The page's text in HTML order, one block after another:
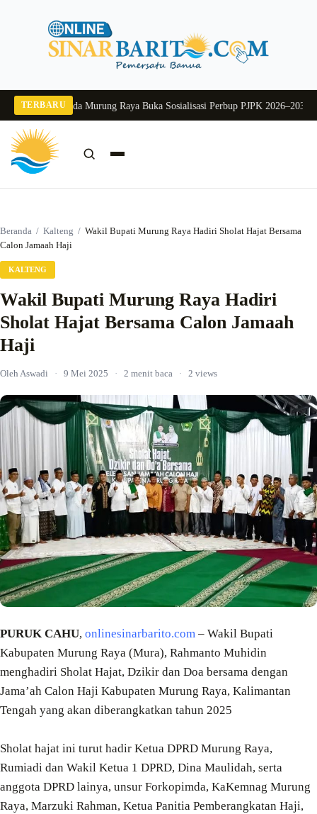
TERBARU
2026Pj Sekda Murung Raya Buka Sosialisasi Perbup PJPK 2026–2030
Beranda / Kalteng / Wakil Bupati Murung Raya Hadiri Sholat Hajat Bersama
Calon Jamaah Haji
KALTENG
Wakil Bupati Murung Raya Hadiri
Sholat Hajat Bersama Calon Jamaah
Haji
Oleh Aswadi · 9 Mei 2025 · 2 menit baca · 2 views
PURUK CAHU, onlinesinarbarito.com – Wakil Bupati
Kabupaten Murung Raya (Mura), Rahmanto Muhidin
menghadiri Sholat Hajat, Dzikir dan Doa bersama dengan
Jama’ah Calon Haji Kabupaten Murung Raya, Kalimantan
Tengah yang akan diberangkatkan tahun 2025
Sholat hajat ini turut hadir Ketua DPRD Murung Raya,
Rumiadi dan Wakil Ketua 1 DPRD, Dina Maulidah, serta
anggota DPRD lainya, unsur Forkopimda, KaKemnag Murung
Raya, Marzuki Rahman, Ketua Panitia Pemberangkatan Haji,